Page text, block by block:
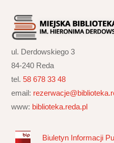
ul. Derdowskiego 3
84-240 Reda
tel.58 678 33 48
email:
www: biblioteka.reda.pl
Biuletyn Informacji